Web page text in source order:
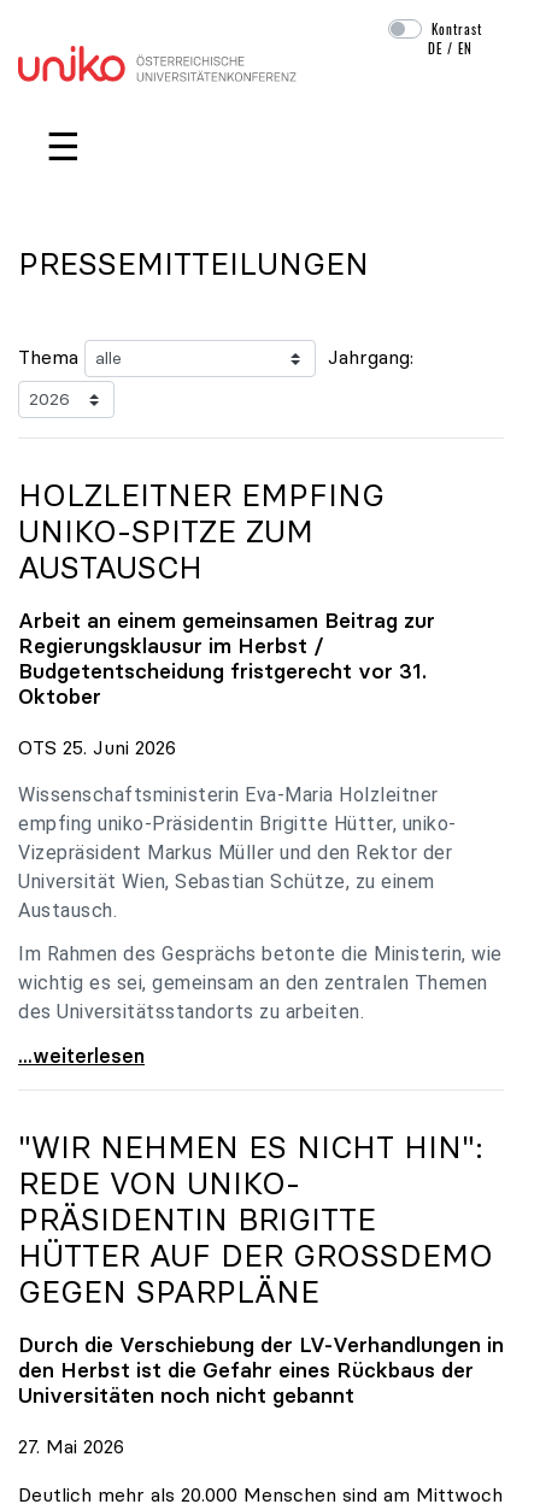
Navigation überspringen
Kontrast
DE /EN
☰
PRESSEMITTEILUNGEN
Thema Jahrgang:
HOLZLEITNER EMPFING
UNIKO-SPITZE ZUM
AUSTAUSCH
Arbeit an einem gemeinsamen Beitrag zur
Regierungsklausur im Herbst /
Budgetentscheidung fristgerecht vor 31.
Oktober
OTS 25. Juni 2026
Wissenschaftsministerin Eva-Maria Holzleitner
empfing uniko-Präsidentin Brigitte Hütter, uniko-
Vizepräsident Markus Müller und den Rektor der
Universität Wien, Sebastian Schütze, zu einem
Austausch.
Im Rahmen des Gesprächs betonte die Ministerin, wie
wichtig es sei, gemeinsam an den zentralen Themen
des Universitätsstandorts zu arbeiten.
Holzleitner empfing uniko-Spitze zum Austausch
...weiterlesen
"WIR NEHMEN ES NICHT HIN":
REDE VON UNIKO-
PRÄSIDENTIN BRIGITTE
HÜTTER AUF DER GROSSDEMO G
EGEN SPARPLÄNE
Durch die Verschiebung der LV-Verhandlungen in
den Herbst ist die Gefahr eines Rückbaus der
Universitäten noch nicht gebannt
27. Mai 2026
Deutlich mehr als 20.000 Menschen sind am Mittwoch